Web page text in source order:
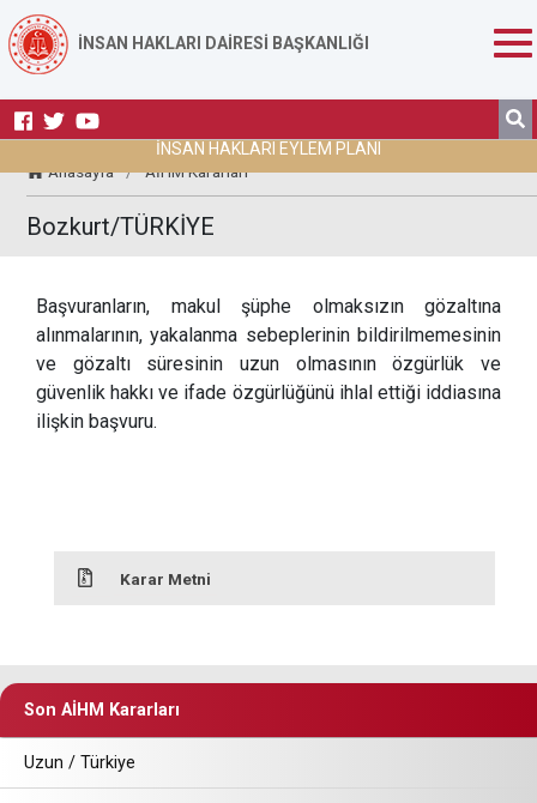
İNSAN HAKLARI DAİRESİ BAŞKANLIĞI
İNSAN HAKLARI EYLEM PLANI
Anasayfa / AİHM Kararları
Bozkurt/TÜRKİYE
Başvuranların, makul şüphe olmaksızın gözaltına
alınmalarının, yakalanma sebeplerinin bildirilmemesinin
ve gözaltı süresinin uzun olmasının özgürlük ve
güvenlik hakkı ve ifade özgürlüğünü ihlal ettiği iddiasına
ilişkin başvuru.
Karar Metni
Son AİHM Kararları
Uzun / Türkiye